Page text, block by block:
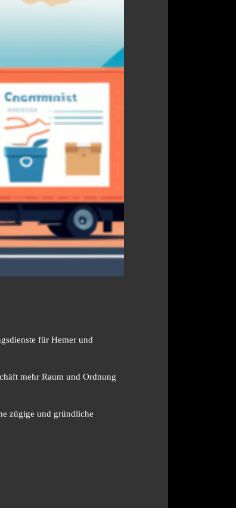
für Hemer und
mehr Raum und Ordnung
zügige und gründliche